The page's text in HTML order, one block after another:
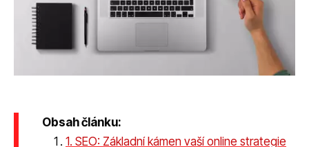
Obsah článku:
1. SEO: Základní kámen vaší online strategie